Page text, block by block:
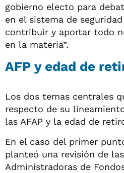
gobierno electo para
en el sistema de
contribuir y aportar todo
en la materia”.
AFP y edad de
Los dos temas centrales
respecto de su
las AFAP y la edad de
En el caso del primer
planteó una revisión de
Administradoras de